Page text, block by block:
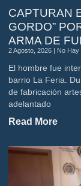
CAPTURAN
GORDO”
ARMA DE
2 Agosto, 2026 No Hay
El hombre fue
barrio La Feria.
de fabricación
adelantado
Read More